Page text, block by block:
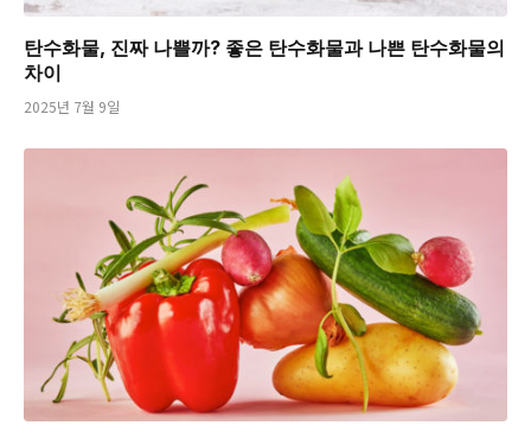
탄수화물, 진짜 나쁠까? 좋은 탄수화물과 나쁜 탄수화물의
차이
2025년 7월 9일